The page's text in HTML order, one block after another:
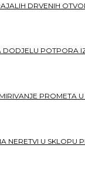
DRVENIH
PROMETA
U SKLOPU